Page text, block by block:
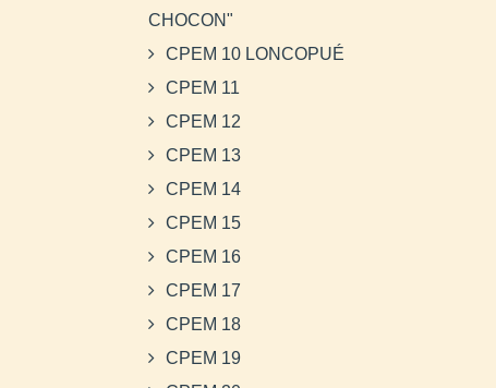
CHOCON"
CPEM 10 LONCOPUÉ
CPEM 11
CPEM 12
CPEM 13
CPEM 14
CPEM 15
CPEM 16
CPEM 17
CPEM 18
CPEM 19